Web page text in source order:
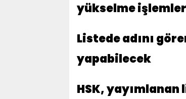
yükselme
Listede adını
yapabilecek
HSK,